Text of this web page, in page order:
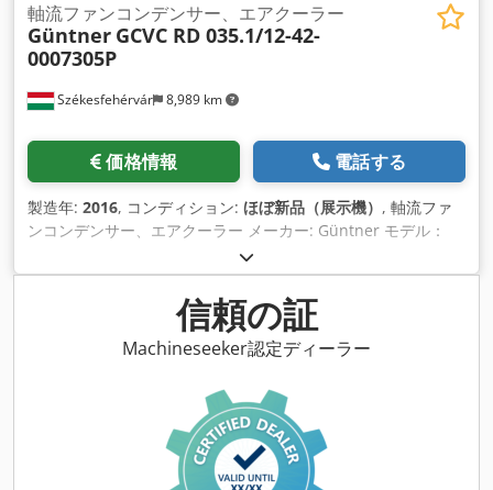
Székesfehérvár 8,989 km
軸流ファンコンデンサー、エアクーラー
Güntner GCVC RD 035.1/12-42-
0007305P
価格情報 電話する
製造年: 2016, コンディション: ほぼ新品（展示機） , 軸流ファ
ンコンデンサー、エアクーラー メーカー: Güntner モデル：
GCVC RD 035.1/12-42-0007305P Dodpfjnbff Aex Ab Hsck 製
造年: 2016 コンディション: 新品 ベチレーターの数： 2 容積：
4,6 l 圧縮空気: 32,5 bar信頼の証
Machineseeker認定ディーラー